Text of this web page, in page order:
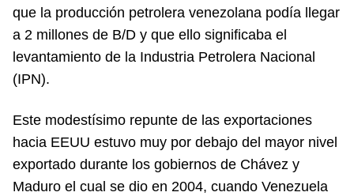
que la producción petrolera venezolana podía llegar
a 2 millones de B/D y que ello significaba el
levantamiento de la Industria Petrolera Nacional
(IPN).
Este modestísimo repunte de las exportaciones
hacia EEUU estuvo muy por debajo del mayor nivel
exportado durante los gobiernos de Chávez y
Maduro el cual se dio en 2004, cuando Venezuela